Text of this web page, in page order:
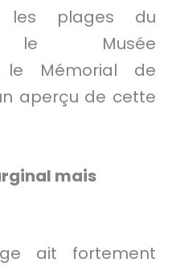
les plages du
le Musée
le Mémorial de
aperçu de cette
mais
ait fortement